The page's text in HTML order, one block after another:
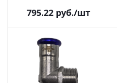
795.22руб./шт